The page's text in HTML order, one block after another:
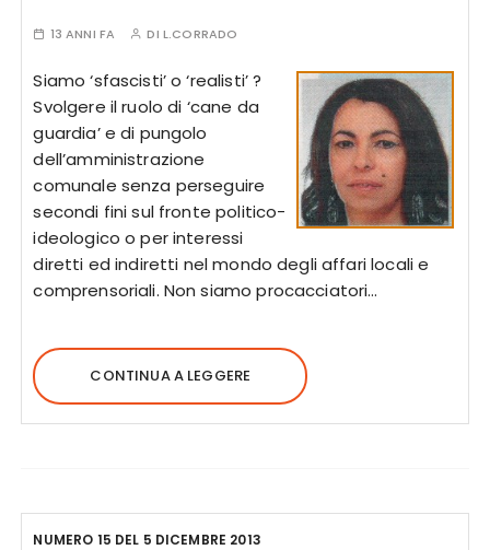
13 ANNI FA DI L.CORRADO
Siamo ‘sfascisti’ o ‘realisti’ ?
Svolgere il ruolo di ‘cane da
guardia’ e di pungolo
dell’amministrazione
comunale senza perseguire
secondi fini sul fronte politico-
ideologico o per interessi
diretti ed indiretti nel mondo degli affari locali e
comprensoriali. Non siamo procacciatori…
CONTINUA A LEGGERE
NUMERO 15 DEL 5 DICEMBRE 2013